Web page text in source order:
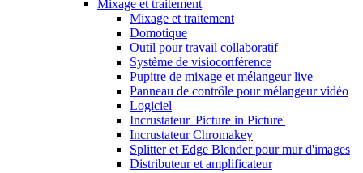
Mixage et traitement
Mixage et traitement
Domotique
Outil pour travail collaboratif
Système de visioconférence
Pupitre de mixage et mélangeur live
Panneau de contrôle pour mélangeur vidéo
Logiciel
Incrustateur 'Picture in Picture'
Incrustateur Chromakey
Splitter et Edge Blender pour mur d'images
Distributeur et amplificateur